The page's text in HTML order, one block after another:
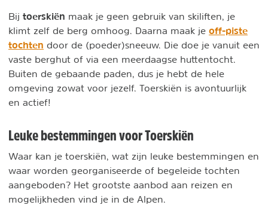
Bij toerskiën maak je geen gebruik van skiliften, je
klimt zelf de berg omhoog. Daarna maak je off-piste
tochten door de (poeder)sneeuw. Die doe je vanuit een
vaste berghut of via een meerdaagse huttentocht.
Buiten de gebaande paden, dus je hebt de hele
omgeving zowat voor jezelf. Toerskiën is avontuurlijk
en actief!
Leuke bestemmingen voor Toerskiën
Waar kan je toerskiën, wat zijn leuke bestemmingen en
waar worden georganiseerde of begeleide tochten
aangeboden? Het grootste aanbod aan reizen en
mogelijkheden vind je in de Alpen.